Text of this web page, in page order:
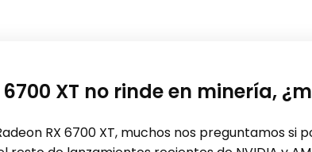
6700 XT no rinde en minería,
RX 6700 XT, muchos nos preguntamos